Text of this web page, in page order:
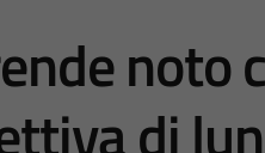
noto